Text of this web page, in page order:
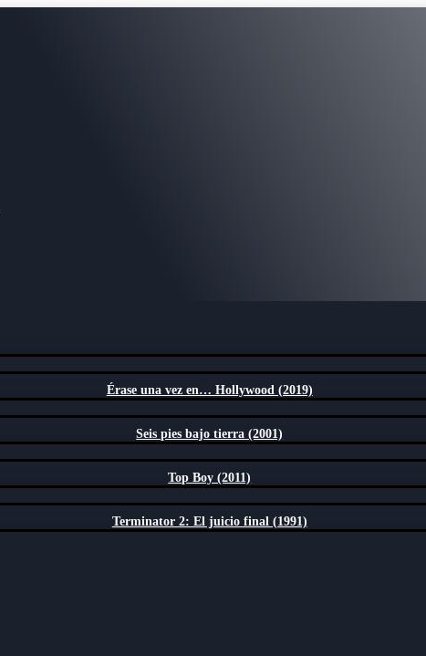
Érase una vez en… Hollywood (2019)
Seis pies bajo tierra (2001)
Top Boy (2011)
Terminator 2: El juicio final (1991)